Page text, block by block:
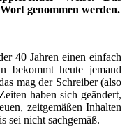
genommen werden.
40 Jahren einen einfach
bekommt heute jemand
mag der Schreiber (also
haben sich geändert,
zeitgemäßen Inhalten
sei nicht sachgemäß.